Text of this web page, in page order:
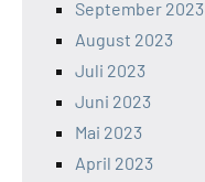
September 2023
August 2023
Juli 2023
Juni 2023
Mai 2023
April 2023